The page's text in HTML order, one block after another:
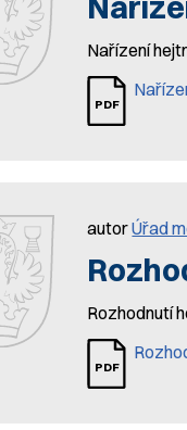
Nařízení
autorÚřad
Rozhodnutí